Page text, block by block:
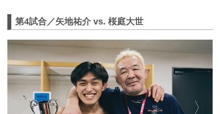
第4試合／矢地祐介 vs. 桜庭大世